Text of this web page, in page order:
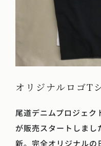
オリジナルロゴT
尾道デニムプロジェ
が販売スタートしまし
新。完全オリジナルの